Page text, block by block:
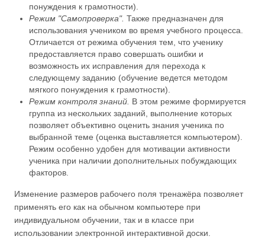
понуждения к грамотности).
Режим "Самопроверка". Также предназначен для
использования учеником во время учебного процесса.
Отличается от режима обучения тем, что ученику
предоставляется право совершать ошибки и
возможность их исправления для перехода к
следующему заданию (обучение ведется методом
мягкого понуждения к грамотности).
Режим контроля знаний. В этом режиме формируется
группа из нескольких заданий, выполнение которых
позволяет объективно оценить знания ученика по
выбранной теме (оценка выставляется компьютером).
Режим особенно удобен для мотивации активности
ученика при наличии дополнительных побуждающих
факторов.
Изменение размеров рабочего поля тренажёра позволяет
применять его как на обычном компьютере при
индивидуальном обучении, так и в классе при
использовании электронной интерактивной доски.